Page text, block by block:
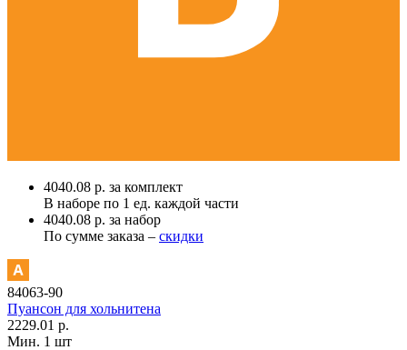
4040.08 р. за комплект
В наборе по 1 ед. каждой части
4040.08 р. за набор
По сумме заказа – скидки
84063-90
Пуансон для хольнитена
2229.01 р.
Мин. 1 шт